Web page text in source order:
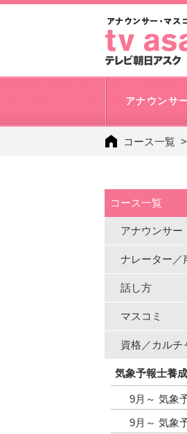
アナウンサ
コース一覧
コース一覧
アナウンサー
ナレーター／
話し方
マスコミ
資格／カルチ
気象予報士養成
9月～ 気象
9月～ 気象